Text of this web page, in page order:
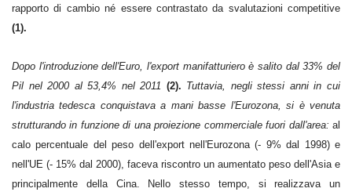
rapporto di cambio né essere contrastato da svalutazioni competitive
(1).
Dopo l'introduzione dell'Euro, l'export manifatturiero è salito dal 33% del
Pil nel 2000 al 53,4% nel 2011 (2). Tuttavia, negli stessi anni in cui
l'industria tedesca conquistava a mani basse l'Eurozona, si è venuta
strutturando in funzione di una proiezione commerciale fuori dall'area: al
calo percentuale del peso dell'export nell'Eurozona (- 9% dal 1998) e
nell'UE (- 15% dal 2000), faceva riscontro un aumentato peso dell'Asia e
principalmente della Cina. Nello stesso tempo, si realizzava un